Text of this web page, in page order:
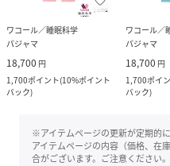
ワコール／睡眠科学
パジャマ
18,700 円
1,700ポイント(10%ポイント
バック)
ワコール／
パジャマ
18,700 円
1,700ポイ
バック)
※アイテムページの更新が定期的
アイテムページの内容（価格、在
合がございます。ご注意ください。